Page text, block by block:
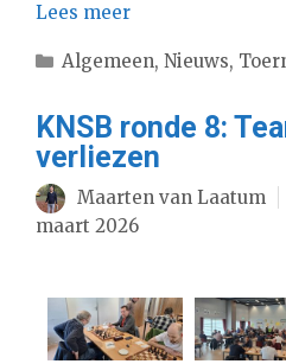
Lees meer
Categorieën
Algemeen, Nieuws,
KNSB ronde 8:
verliezen
Maarten van Laatum
maart 2026